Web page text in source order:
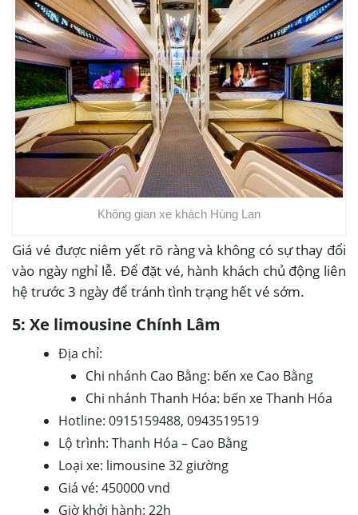
Không gian xe khách Hùng Lan
Giá vé được niêm yết rõ ràng và không có sự thay đổi
vào ngày nghỉ lễ. Để đặt vé, hành khách chủ động liên
hệ trước 3 ngày để tránh tình trạng hết vé sớm.
5: Xe limousine Chính Lâm
Địa chỉ:
Chi nhánh Cao Bằng: bến xe Cao Bằng
Chi nhánh Thanh Hóa: bến xe Thanh Hóa
Hotline: 0915159488, 0943519519
Lộ trình: Thanh Hóa – Cao Bằng
Loại xe: limousine 32 giường
Giá vé: 450000 vnd
Giờ khởi hành: 22h